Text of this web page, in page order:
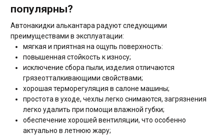
популярны?
Автонакидки алькантара радуют следующими
преимуществами в эксплуатации:
мягкая и приятная на ощупь поверхность:
повышенная стойкость к износу;
исключение сбора пыли, изделия отличаются
грязеотталкивающими свойствами;
хорошая терморегуляция в салоне машины;
простота в уходе, чехлы легко снимаются, загрязнения
легко удалить при помощи влажной губки;
обеспечение хорошей вентиляции, что особенно
актуально в летнюю жару;